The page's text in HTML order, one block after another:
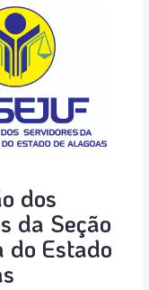
dos
da Seção
Estado